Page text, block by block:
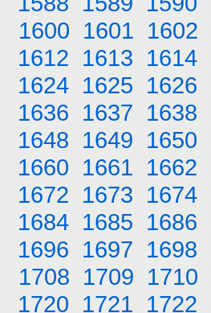
1600 1601 1602
1612 1613 1614
1624 1625 1626
1636 1637 1638
1648 1649 1650
1660 1661 1662
1672 1673 1674
1684 1685 1686
1696 1697 1698
1708 1709 1710
1720 1721 1722